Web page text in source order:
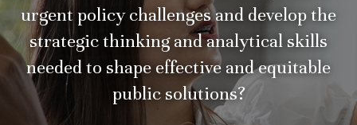
urgent policy challenges and develop the
strategic thinking and analytical skills
needed to shape effective and equitable
public solutions?